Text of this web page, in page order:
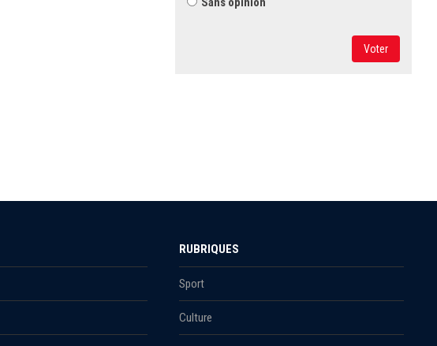
Voter
RUBRIQUES
Sport
Culture